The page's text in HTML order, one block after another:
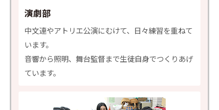
演劇部
中文連やアトリエ公演にむけて、日々練習を重ねて
います。
音響から照明、舞台監督まで生徒自身でつくりあげ
ています。